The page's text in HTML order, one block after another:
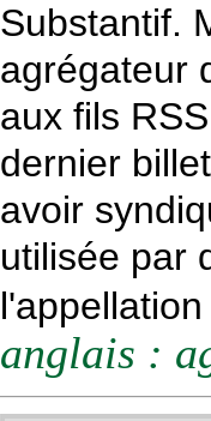
Substantif.
agrégateur
aux fils
dernier
avoir
utilisée par
anglais :